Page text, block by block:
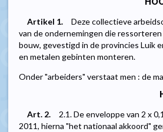
Artikel 1.
Deze collectieve
van de ondernemingen die
bouw, gevestigd in de provincies Luik
en metalen gebinten monteren.
Onder "arbeiders" verstaat men : de
Art. 2.
2.1. De enveloppe van 2 x
2011, hierna "het nationaal akkoord"